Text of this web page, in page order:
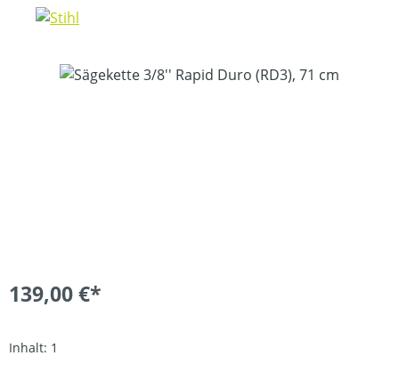
Bildergalerie überspringen
139,00 €*
Inhalt: 1